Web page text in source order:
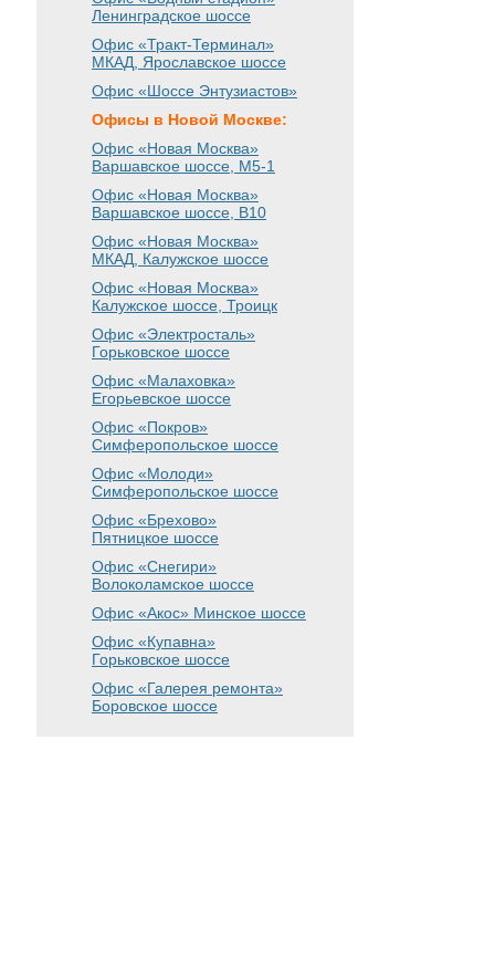
Ленинградское шоссе
Офис «Тракт-Терминал»
МКАД, Ярославское шоссе
Офис «Шоссе Энтузиастов»
Офисы в Новой Москве:
Офис «Новая Москва»
Варшавское шоссе , М5-1
Офис «Новая Москва»
Варшавское шоссе , B10
Офис «Новая Москва»
МКАД, Калужское шоссе
Офис «Новая Москва»
Калужское шоссе, Троицк
Офис «Электросталь»
Горьковское шоссе
Офис «Малаховка»
Егорьевское шоссе
Офис «Покров»
Симферопольское шоссе
Офис «Молоди»
Симферопольское шоссе
Офис «Брехово»
Пятницкое шоссе
Офис «Снегири»
Волоколамское шоссе
Офис «Акос» Минское шоссе
Офис «Купавна»
Горьковское шоссе
Офис «Галерея ремонта»
Боровское шоссе